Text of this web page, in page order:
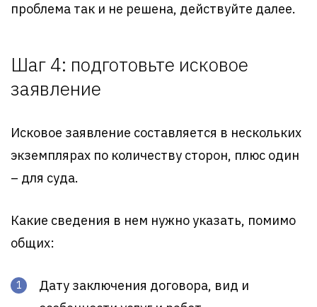
проблема так и не решена, действуйте далее.
Шаг 4: подготовьте исковое
заявление
Исковое заявление составляется в нескольких
экземплярах по количеству сторон, плюс один
– для суда.
Какие сведения в нем нужно указать, помимо
общих:
Дату заключения договора, вид и